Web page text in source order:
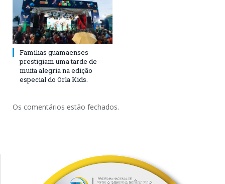
Famílias guamaenses
prestigiam uma tarde de
muita alegria na edição
especial do Orla Kids.
Os comentários estão fechados.